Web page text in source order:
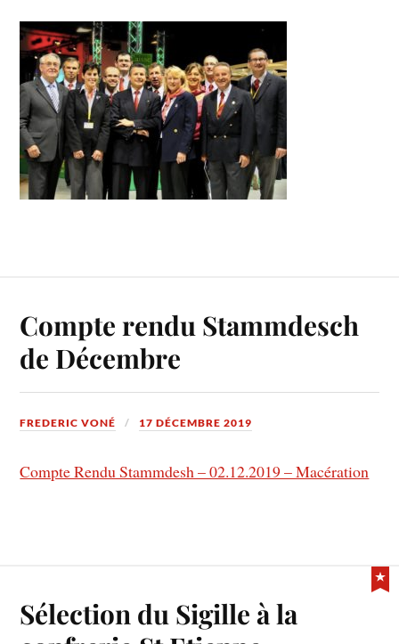
Compte rendu Stammdesch
de Décembre
FREDERIC VONÉ 17 DÉCEMBRE 2019
Compte Rendu Stammdesh – 02.12.2019 – Macération
Sélection du Sigille à la